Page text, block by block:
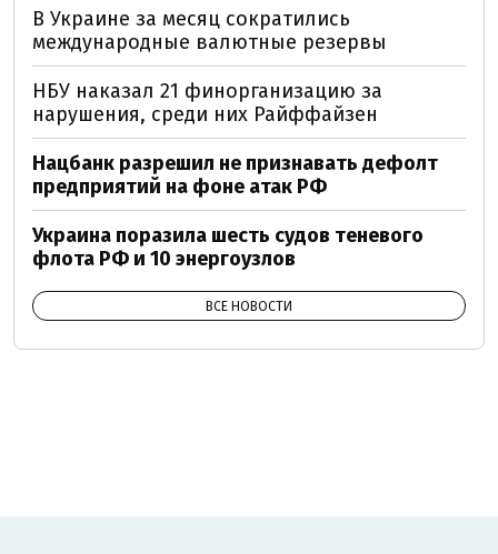
В Украине за месяц сократились
международные валютные резервы
НБУ наказал 21 финорганизацию за
нарушения, среди них Райффайзен
Нацбанк разрешил не признавать дефолт
предприятий на фоне атак РФ
Украина поразила шесть судов теневого
флота РФ и 10 энергоузлов
ВСЕ НОВОСТИ